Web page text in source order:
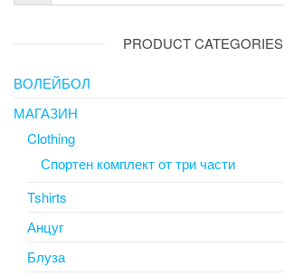
PRODUCT CATEGORIES
ВОЛЕЙБОЛ
МАГАЗИН
Clothing
Спортен комплект от три части
Tshirts
Анцуг
Блуза